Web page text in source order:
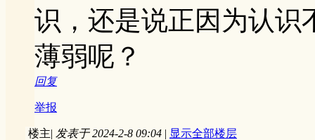
识，还是说正因为认识
薄弱呢？
回复
举报
楼主| 发表于 2024-2-8 09:04 | 显示全部楼层